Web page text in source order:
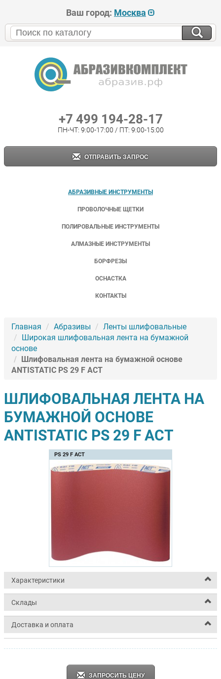
Ваш город: Москва
+7 499 194-28-17
ПН-ЧТ: 9:00-17:00 / ПТ: 9:00-15:00
ОТПРАВИТЬ ЗАПРОС
АБРАЗИВНЫЕ ИНСТРУМЕНТЫ
ПРОВОЛОЧНЫЕ ЩЕТКИ
ПОЛИРОВАЛЬНЫЕ ИНСТРУМЕНТЫ
АЛМАЗНЫЕ ИНСТРУМЕНТЫ
БОРФРЕЗЫ
ОСНАСТКА
КОНТАКТЫ
Главная Абразивы
Ленты шлифовальные
Широкая шлифовальная лента на бумажной
основе
Шлифовальная лента на бумажной основе
ANTISTATIC PS 29 F ACT
ШЛИФОВАЛЬНАЯ ЛЕНТА НА
БУМАЖНОЙ ОСНОВЕ
ANTISTATIC PS 29 F ACT
PS 29 F ACT
Характеристики
Склады
Доставка и оплата
ЗАПРОСИТЬ ЦЕНУ